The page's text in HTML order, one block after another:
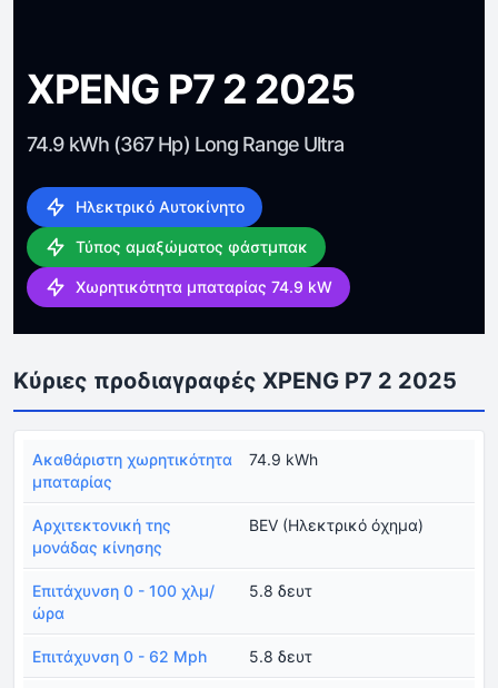
XPENG P7 2 2025
74.9 kWh (367 Hp) Long Range Ultra
Ηλεκτρικό Αυτοκίνητο
Τύπος αμαξώματος φάστμπακ
Χωρητικότητα μπαταρίας 74.9 kW
Κύριες προδιαγραφές XPENG P7 2 2025
Ακαθάριστη χωρητικότητα
μπαταρίας
74.9 kWh
Αρχιτεκτονική της
μονάδας κίνησης
BEV (Ηλεκτρικό όχημα)
Επιτάχυνση 0 - 100 χλμ/
ώρα
5.8 δευτ
Επιτάχυνση 0 - 62 Mph 5.8 δευτ